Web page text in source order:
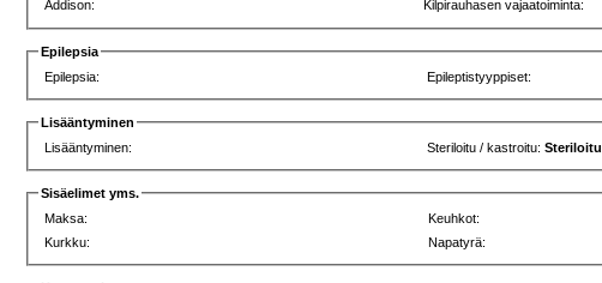
Addison:
Kilpirauhasen vajaatoiminta:
Epilepsia
Epilepsia:
Epileptistyyppiset:
Lisääntyminen
Lisääntyminen:
Steriloitu / kastroitu:Steriloitu
Sisäelimet yms.
Maksa:
Keuhkot:
Kurkku:
Napatyrä: